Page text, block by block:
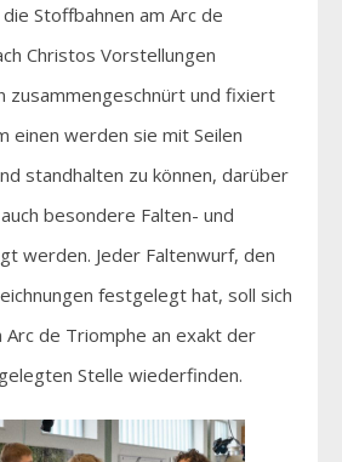
Stoffbahnen am Arc de
Christos Vorstellungen
zusammengeschnürt und fixiert
einen werden sie mit Seilen
standhalten zu können, darüber
besondere Falten- und
werden. Jeder Faltenwurf, den
festgelegt hat, soll sich
Arc de Triomphe an exakt der
Stelle wiederfinden.